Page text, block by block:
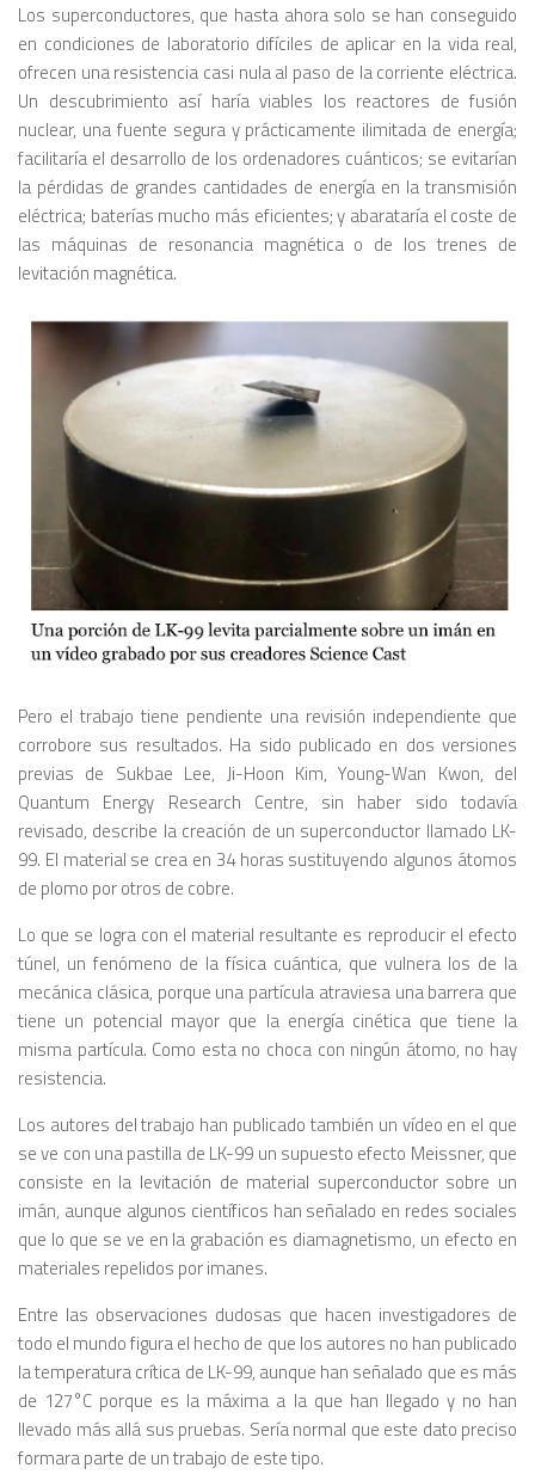
Los superconductores, que hasta ahora solo se han conseguido
en condiciones de laboratorio difíciles de aplicar en la vida real,
ofrecen una resistencia casi nula al paso de la corriente eléctrica.
Un descubrimiento así haría viables los reactores de fusión
nuclear, una fuente segura y prácticamente ilimitada de energía;
facilitaría el desarrollo de los ordenadores cuánticos; se evitarían
la pérdidas de grandes cantidades de energía en la transmisión
eléctrica; baterías mucho más eficientes; y abarataría el coste de
las máquinas de resonancia magnética o de los trenes de
levitación magnética.
Pero el trabajo tiene pendiente una revisión independiente que
corrobore sus resultados. Ha sido publicado en dos versiones
previas de Sukbae Lee, Ji-Hoon Kim, Young-Wan Kwon, del
Quantum Energy Research Centre, sin haber sido todavía
revisado, describe la creación de un superconductor llamado LK-
99. El material se crea en 34 horas sustituyendo algunos átomos
de plomo por otros de cobre.
Lo que se logra con el material resultante es reproducir el efecto
túnel, un fenómeno de la física cuántica, que vulnera los de la
mecánica clásica, porque una partícula atraviesa una barrera que
tiene un potencial mayor que la energía cinética que tiene la
misma partícula. Como esta no choca con ningún átomo, no hay
resistencia.
Los autores del trabajo han publicado también un vídeo en el que
se ve con una pastilla de LK-99 un supuesto efecto Meissner, que
consiste en la levitación de material superconductor sobre un
imán, aunque algunos científicos han señalado en redes sociales
que lo que se ve en la grabación es diamagnetismo, un efecto en
materiales repelidos por imanes.
Entre las observaciones dudosas que hacen investigadores de
todo el mundo figura el hecho de que los autores no han publicado
la temperatura crítica de LK-99, aunque han señalado que es más
de 127°C porque es la máxima a la que han llegado y no han
llevado más allá sus pruebas. Sería normal que este dato preciso
formara parte de un trabajo de este tipo.